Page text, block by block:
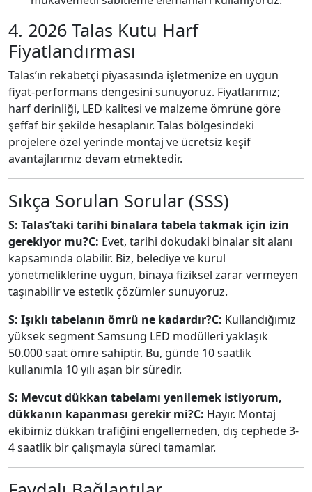
4. 2026 Talas Kutu Harf
Fiyatlandırması
Talas’ın rekabetçi piyasasında işletmenize en uygun
fiyat-performans dengesini sunuyoruz. Fiyatlarımız;
harf derinliği, LED kalitesi ve malzeme ömrüne göre
şeffaf bir şekilde hesaplanır. Talas bölgesindeki
projelere özel yerinde montaj ve ücretsiz keşif
avantajlarımız devam etmektedir.
Sıkça Sorulan Sorular (SSS)
S: Talas’taki tarihi binalara tabela takmak için izin
gerekiyor mu?C: Evet, tarihi dokudaki binalar sit alanı
kapsamında olabilir. Biz, belediye ve kurul
yönetmeliklerine uygun, binaya fiziksel zarar vermeyen
taşınabilir ve estetik çözümler sunuyoruz.
S: Işıklı tabelanın ömrü ne kadardır?C: Kullandığımız
yüksek segment Samsung LED modülleri yaklaşık
50.000 saat ömre sahiptir. Bu, günde 10 saatlik
kullanımla 10 yılı aşan bir süredir.
S: Mevcut dükkan tabelamı yenilemek istiyorum,
dükkanın kapanması gerekir mi?C: Hayır. Montaj
ekibimiz dükkan trafiğini engellemeden, dış cephede 3-
4 saatlik bir çalışmayla süreci tamamlar.